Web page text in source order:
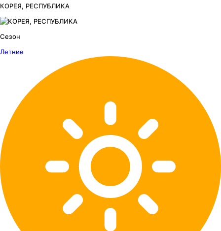
КОРЕЯ, РЕСПУБЛИКА
Сезон
Летние